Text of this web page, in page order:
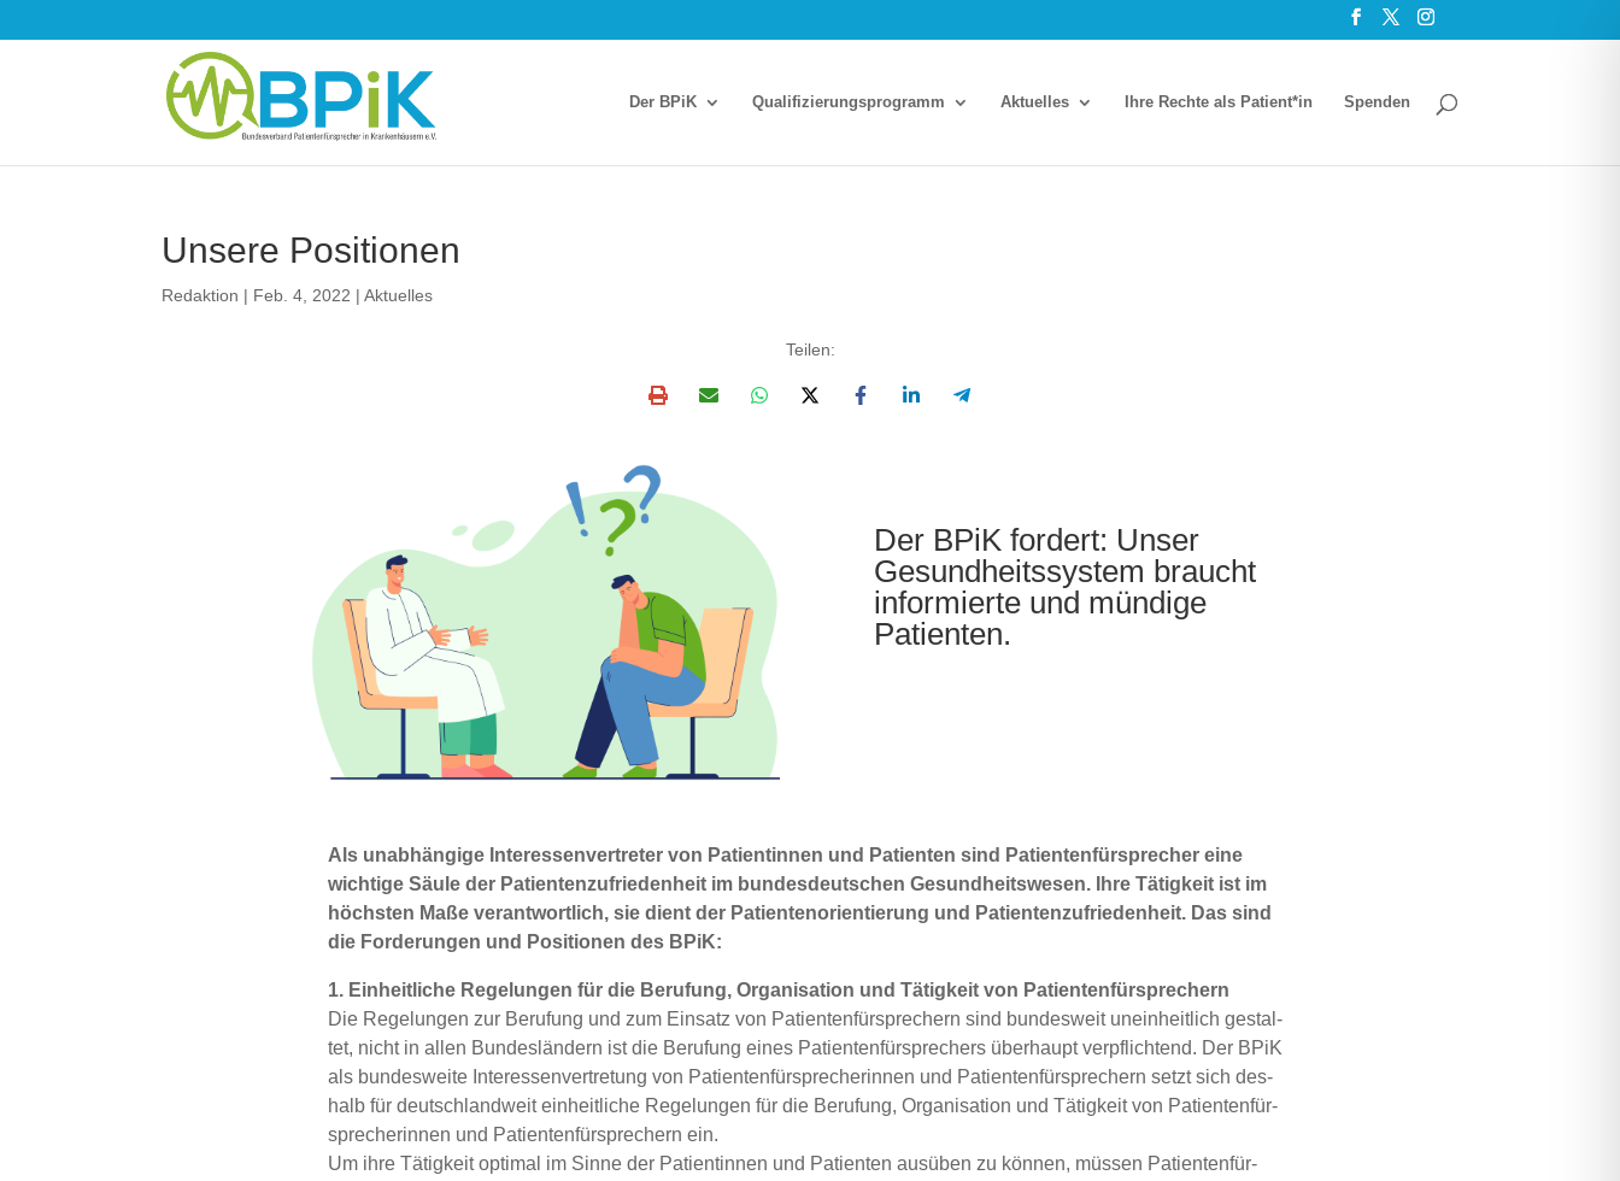
Der BPiK Qua­li­fi­zie­rungs­pro­gramm Aktu­el­les Ihre Rech­te als Patient*in Spen­den
Unse­re Posi­tio­nen
Redaktion | Feb. 4, 2022 |Aktuelles
Tei­len:
Der BPiK for­dert: Unser
Gesund­heits­sys­tem braucht
infor­mier­te und mün­di­ge
Pati­en­ten.
Als unab­hän­gi­ge Inter­es­sen­ver­tre­ter von Pati­en­tin­nen und Pati­en­ten sind Pati­en­ten­für­spre­cher eine
wich­ti­ge Säu­le der Pati­en­ten­zu­frie­den­heit im bun­des­deut­schen Gesund­heits­we­sen. Ihre Tätig­keit ist im
höchs­ten Maße ver­ant­wort­lich, sie dient der Pati­en­ten­ori­en­tie­rung und Pati­en­ten­zu­frie­den­heit. Das sind
die For­de­run­gen und Posi­tio­nen des BPiK:
1. Ein­heit­li­che Rege­lun­gen für die Beru­fung, Orga­ni­sa­ti­on und Tätig­keit von Pati­en­ten­für­spre­chern
Die Rege­lun­gen zur Beru­fung und zum Ein­satz von Pati­en­ten­für­spre­chern sind bun­des­weit unein­heit­lich gestal­
tet, nicht in allen Bun­des­län­dern ist die Beru­fung eines Pati­en­ten­für­spre­chers über­haupt ver­pflich­tend. Der BPiK
als bun­des­wei­te Inter­es­sen­ver­tre­tung von Pati­en­ten­für­spre­che­rin­nen und Pati­en­ten­für­spre­chern setzt sich des­
halb für deutsch­land­weit ein­heit­li­che Rege­lun­gen für die Beru­fung, Orga­ni­sa­ti­on und Tätig­keit von Pati­en­ten­für­
spre­che­rin­nen und Pati­en­ten­für­spre­chern ein.
Um ihre Tätig­keit opti­mal im Sin­ne der Pati­en­tin­nen und Pati­en­ten aus­üben zu kön­nen, müs­sen Pati­en­ten­für­